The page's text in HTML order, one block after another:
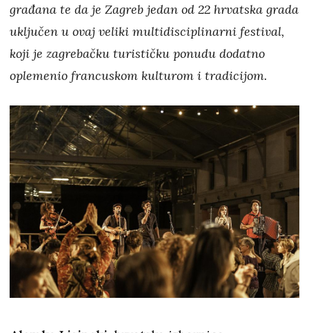
građana te da je Zagreb jedan od 22 hrvatska grada
uključen u ovaj veliki multidisciplinarni festival,
koji je zagrebačku turističku ponudu dodatno
oplemenio francuskom kulturom i tradicijom.